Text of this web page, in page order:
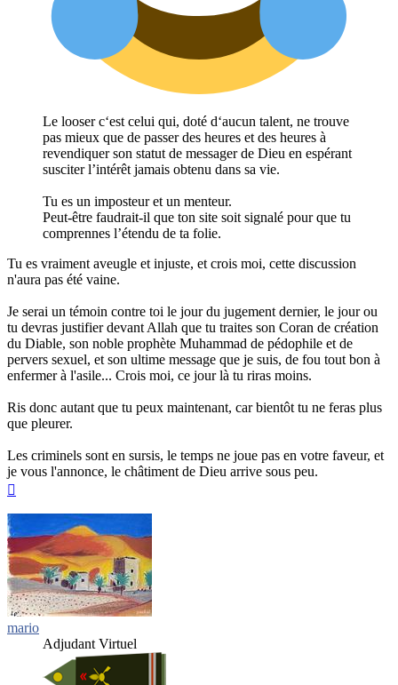
Le looser c‘est celui qui, doté d‘aucun talent, ne trouve
pas mieux que de passer des heures et des heures à
revendiquer son statut de messager de Dieu en espérant
susciter l’intérêt jamais obtenu dans sa vie.
Tu es un imposteur et un menteur.
Peut-être faudrait-il que ton site soit signalé pour que tu
comprennes l’étendu de ta folie.
Tu es vraiment aveugle et injuste, et crois moi, cette discussion
n'aura pas été vaine.
Je serai un témoin contre toi le jour du jugement dernier, le jour ou
tu devras justifier devant Allah que tu traites son Coran de création
du Diable, son noble prophète Muhammad de pédophile et de
pervers sexuel, et son ultime message que je suis, de fou tout bon à
enfermer à l'asile... Crois moi, ce jour là tu riras moins.
Ris donc autant que tu peux maintenant, car bientôt tu ne feras plus
que pleurer.
Les criminels sont en sursis, le temps ne joue pas en votre faveur, et
je vous l'annonce, le châtiment de Dieu arrive sous peu.
mario
Adjudant Virtuel